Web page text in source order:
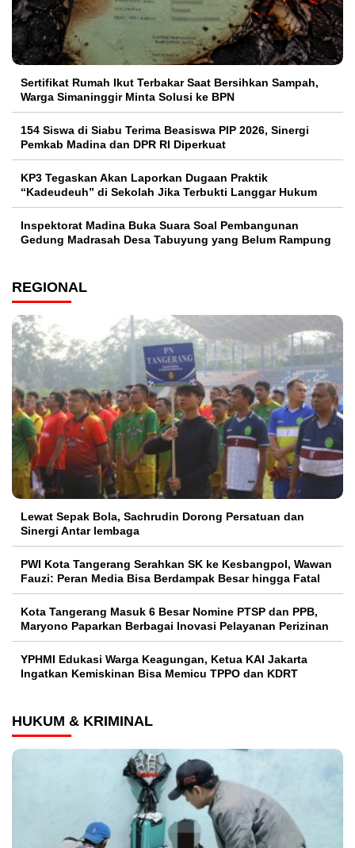
Sertifikat Rumah Ikut Terbakar Saat Bersihkan Sampah,
Warga Simaninggir Minta Solusi ke BPN
154 Siswa di Siabu Terima Beasiswa PIP 2026, Sinergi
Pemkab Madina dan DPR RI Diperkuat
KP3 Tegaskan Akan Laporkan Dugaan Praktik
“Kadeudeuh” di Sekolah Jika Terbukti Langgar Hukum
Inspektorat Madina Buka Suara Soal Pembangunan
Gedung Madrasah Desa Tabuyung yang Belum Rampung
REGIONAL
Lewat Sepak Bola, Sachrudin Dorong Persatuan dan
Sinergi Antar lembaga
PWI Kota Tangerang Serahkan SK ke Kesbangpol, Wawan
Fauzi: Peran Media Bisa Berdampak Besar hingga Fatal
Kota Tangerang Masuk 6 Besar Nomine PTSP dan PPB,
Maryono Paparkan Berbagai Inovasi Pelayanan Perizinan
YPHMI Edukasi Warga Keagungan, Ketua KAI Jakarta
Ingatkan Kemiskinan Bisa Memicu TPPO dan KDRT
HUKUM & KRIMINAL